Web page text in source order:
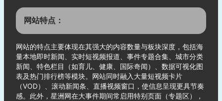
网站特点：
网站的特点主要体现在其强大的内容数量与板块深度，包括海
量本地即时新闻、实时短视频报道、事件专题合集、城市分类
新闻、特色栏目（如育儿、健康、国际奇闻）、数据可视化图
表及热门排行榜等模块。网站同时融入大量短视频卡片
（VOD）、滚动新闻条、直播视频窗口，使信息呈现更具节奏
感。此外，星洲网在大事件期间常启用特别页面（专题区），